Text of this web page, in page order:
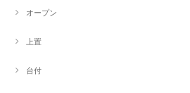
オープン
上置
台付